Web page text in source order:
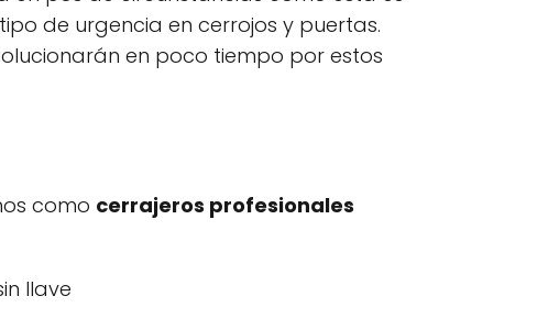
de urgencia en cerrojos y puertas.
en poco tiempo por estos
como cerrajeros profesionales
llave